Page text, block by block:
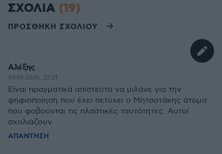
ΣΧΟΛΙΑ (19)
ΠΡΟΣΘΗΚΗ ΣΧΟΛΙΟΥ
Αλέξης
09.06.2026, 22:21
Είναι πραγματικά απίστευτο να μιλάνε για την
ψηφιοποίηση που έχει πετύχει ο Μητσοτάκης άτομα
που φοβούνται τις πλαστικές ταυτότητες. Αυτοί
σχολιάζουν.
ΑΠΑΝΤΗΣΗ